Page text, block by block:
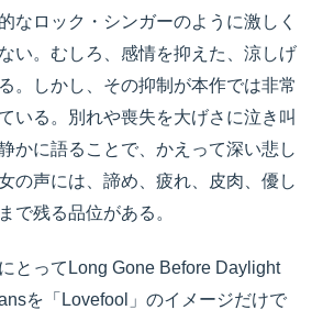
なロック・シンガーのように激しく
い。むしろ、感情を抑えた、涼しげ
。しかし、その抑制が本作では非常
いる。別れや喪失を大げさに泣き叫
かに語ることで、かえって深い悲し
の声には、諦め、疲れ、皮肉、優し
で残る品位がある。
とってLong Gone Before Daylight
を「Lovefool」のイメージだけで